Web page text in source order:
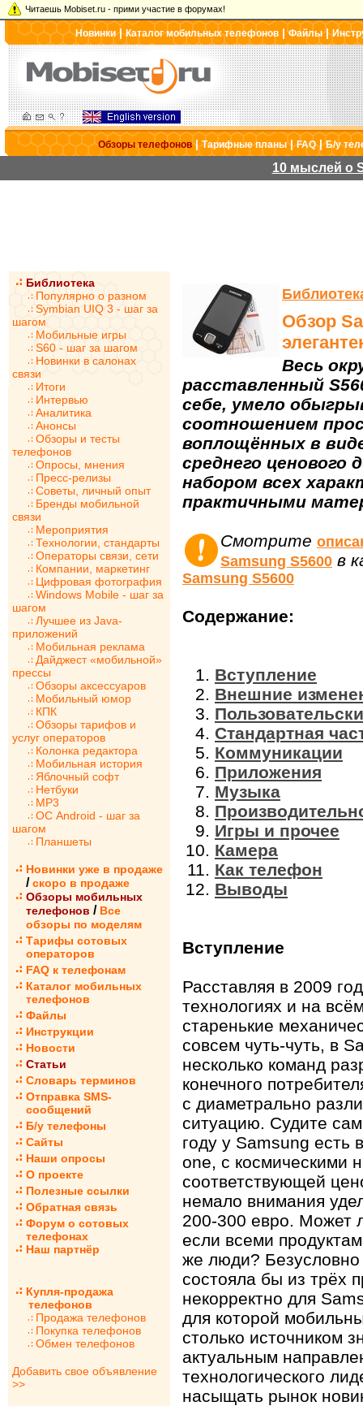
Читаешь Mobiset.ru - прими участие в форумах!
Новинки|Каталог мобильных телефонов |Файлы|
Обзоры телефонов|Тарифные планы|FAQ|Б/у
10 мыслей о
Библиотека
Популярно о разном
Symbian UIQ 3 - шаг за
шагом
Мобильные игры
S60 - шаг за шагом
Новинки в салонах
связи
Итоги
Интервью
Аналитика
Анонсы
Обзоры и тесты
телефонов
Опросы, мнения
Пресс-релизы
Советы, личный опыт
Бренды мобильной
связи
Мероприятия
Технологии, стандарты
Операторы связи, сети
Компании, маркетинг
Цифровая фотография
Windows Mobile - шаг за
шагом
Лучшее из Java-
приложений
Мобильная реклама
Дайджест «мобильной»
прессы
Обзоры аксессуаров
Мобильный юмор
КПК
Обзоры тарифов и
услуг операторов
Колонка редактора
Мобильная история
Яблочный софт
Нетбуки
MP3
ОС Android - шаг за
шагом
Планшеты
Новинки уже в продаже
/ скоро в продаже
Обзоры мобильных
телефонов / Все
обзоры по моделям
Тарифы сотовых
операторов
FAQ к телефонам
Каталог мобильных
телефонов
Файлы
Инструкции
Новости
Статьи
Словарь терминов
Отправка SMS-
сообщений
Б/у телефоны
Сайты
Наши опросы
О проекте
Полезные ссылки
Обратная связь
Форум о сотовых
телефонах
Наш партнёр
Купля-продажа
телефонов
Продажа телефонов
Покупка телефонов
Обмен телефонов
Добавить свое объявление
>>
Обзор
Весь
расставленный
себе, умело
соотношением
воплощённых в
среднего ценового
набором всех
практичными
Смотрите
Samsung S5600 в
Samsung S5600
Содержание:
Вступление
Внешние
Стандартная
Коммуникации
Приложения
Музыка
Игры и прочее
Камера
Как телефон
Выводы
Вступление
Расставляя в 2009
технологиях и на
старенькие
совсем чуть-чуть, в
несколько команд
конечного
с диаметрально
ситуацию. Судите
году у Samsung
one, с космическими
соответствующей
немало внимания
200-300 евро. Может
если всеми
же люди? Безусловно
состояла бы из трёх
некорректно для
для которой
столько источником
актуальным
технологического
насыщать рынок